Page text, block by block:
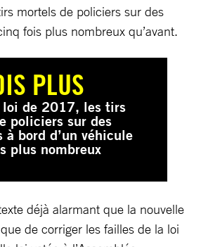
mortels de policiers sur des
fois plus nombreux qu’avant.
PLUS
loi de 2017, les tirs
policiers sur des
à bord d’un véhicule
plus nombreux
déjà alarmant que la nouvelle
de corriger les failles de la loi